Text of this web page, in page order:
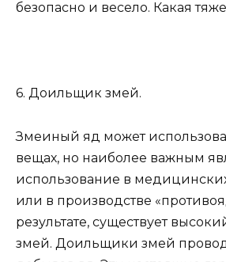
безопасно и весело. Какая
6. Доильщик змей.
Змеиный яд может
вещах, но наиболее важным
использование в
или в производстве
результате, существует
змей. Доильщики змей